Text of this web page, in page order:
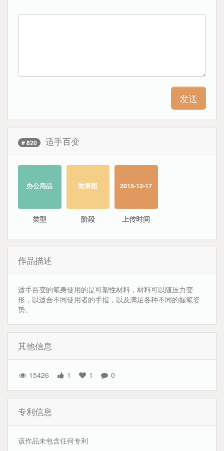
# 820 适手百变
办公用品
类型
效果图
阶段
2015-12-17
上传时间
作品描述
适手百变的笔身使用的是可塑性材料，材料可以随压力变
形，以适合不同使用者的手指，以及满足各种不同的握笔姿
势。
其他信息
15426 1 1 0
专利信息
该作品未包含任何专利